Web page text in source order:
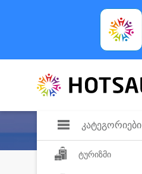
კატეგორიები
ტურიზმი